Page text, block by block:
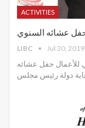
ACTIVITIES
حفل عشائه السنوي
LIBC Jul 30, 2019
اللبناني للأعمال حفل عشائه
دولة رئيس مجلس